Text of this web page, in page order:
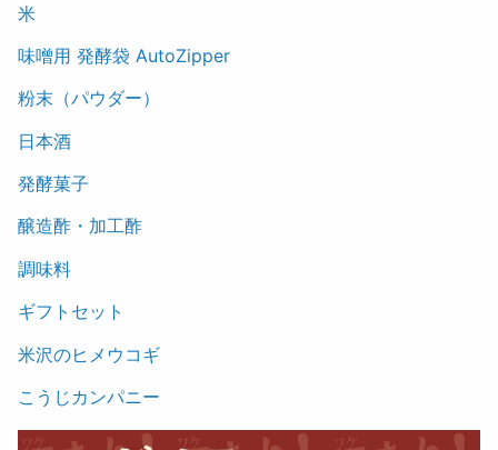
米
味噌用 発酵袋 AutoZipper
粉末（パウダー）
日本酒
発酵菓子
醸造酢・加工酢
調味料
ギフトセット
米沢のヒメウコギ
こうじカンパニー